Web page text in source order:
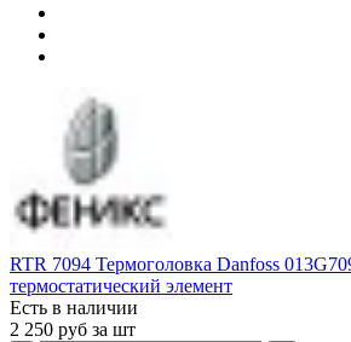
RTR 7094 Термоголовка Danfoss
термостатический элемент
Есть в наличии
2 250 руб за шт